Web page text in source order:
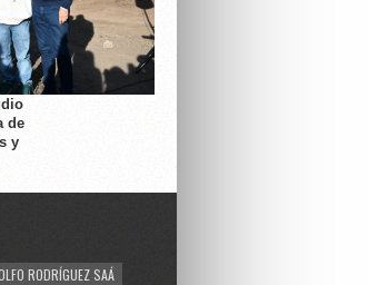
de
y
RODRÍGUEZ SAÁ